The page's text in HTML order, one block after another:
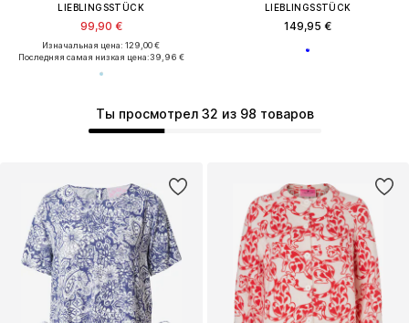
Ты просмотрел 32 из 98 товаров
LIEBLINGSSTÜCK
99,90 €
Изначальная цена: 129,00 €
Последняя самая низкая цена:39,96 €
LIEBLINGSSTÜCK
149,95 €